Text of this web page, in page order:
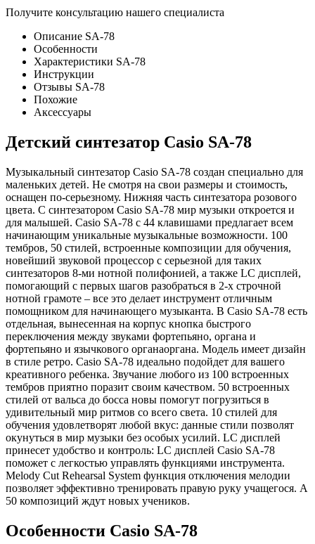
Получите консультацию нашего специалиста
Описание SA-78
Особенности
Характеристики SA-78
Инструкции
Отзывы SA-78
Похожие
Аксессуары
Детский синтезатор Casio SA-78
Музыкальный синтезатор Casio SA-78 создан специально для
маленьких детей. Не смотря на свои размеры и стоимость,
оснащен по-серьезному. Нижняя часть синтезатора розового
цвета. С синтезатором Casio SA-78 мир музыки откроется и
для малышей. Casio SA-78 с 44 клавишами предлагает всем
начинающим уникальные музыкальные возможности. 100
тембров, 50 стилей, встроенные композиции для обучения,
новейший звуковой процессор с серьезной для таких
синтезаторов 8-ми нотной полифонией, а также LC дисплей,
помогающий с первых шагов разобраться в 2-х строчной
нотной грамоте – все это делает инструмент отличным
помощником для начинающего музыканта. В Casio SA-78 есть
отдельная, вынесенная на корпус кнопка быстрого
переключения между звуками фортепьяно, органа и
фортепьяно и язычкового органаоргана. Модель имеет дизайн
в стиле ретро. Casio SA-78 идеально подойдет для вашего
креативного ребенка. Звучание любого из 100 встроенных
тембров приятно поразит своим качеством. 50 встроенных
стилей от вальса до босса новы помогут погрузиться в
удивительный мир ритмов со всего света. 10 стилей для
обучения удовлетворят любой вкус: данные стили позволят
окунуться в мир музыки без особых усилий. LC дисплей
принесет удобство и контроль: LC дисплей Casio SA-78
поможет с легкостью управлять функциями инструмента.
Мelody Cut Rehearsal System функция отключения мелодии
позволяет эффективно тренировать правую руку учащегося. А
50 композиций ждут новых учеников.
Особенности Casio SA-78